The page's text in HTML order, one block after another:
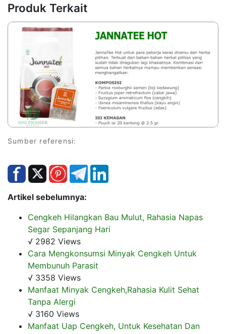
Produk Terkait
Sumber referensi:
Artikel sebelumnya:
Cengkeh Hilangkan Bau Mulut, Rahasia Napas
Segar Sepanjang Hari
√ 2982 Views
Cara Mengkonsumsi Minyak Cengkeh Untuk
Membunuh Parasit
√ 3358 Views
Manfaat Minyak Cengkeh,Rahasia Kulit Sehat
Tanpa Alergi
√ 3160 Views
Manfaat Uap Cengkeh, Untuk Kesehatan Dan